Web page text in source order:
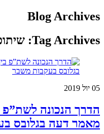
Blog Archives
Tag Archives:
05 יול 2019
הדרך הנכונה לשת”פ
מאמר דעה בגלובס